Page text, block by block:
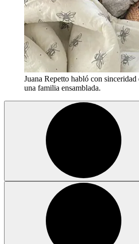
Juana Repetto habló con
una familia ensamblada.